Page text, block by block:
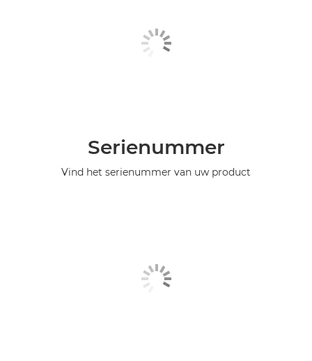
Serienummer
Vind het serienummer van uw product